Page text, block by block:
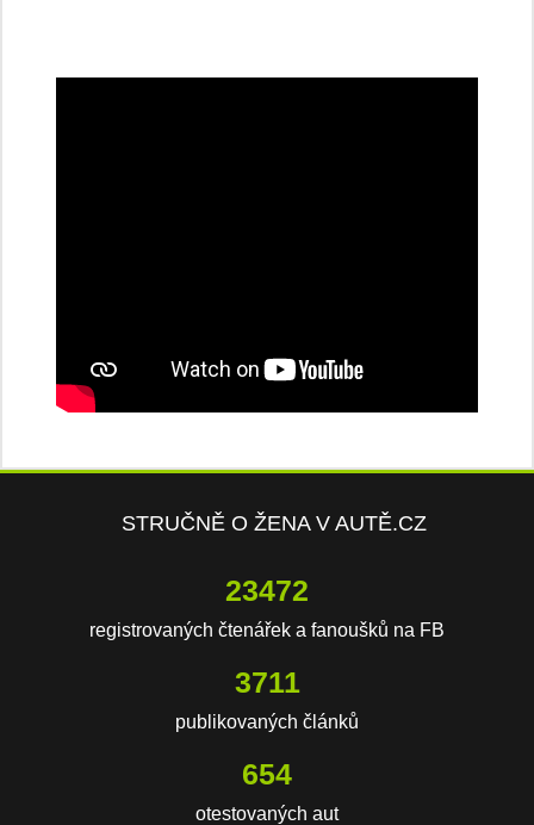
STRUČNĚ O ŽENA V AUTĚ.CZ
23472
registrovaných čtenářek a fanoušků na FB
3711
publikovaných článků
654
otestovaných aut